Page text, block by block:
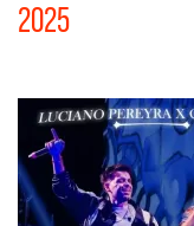
2025